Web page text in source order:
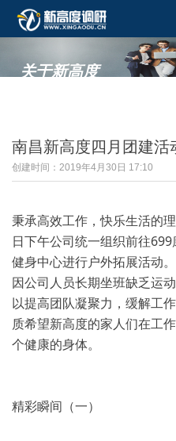
关于新高度
南昌新高度四月团建活
创建时间： 2019年4月30日 17:10
秉承高效工作，快乐生活的
日下午公司统一组织前往
健身中心进行户外拓展活动。
因公司人员长期坐班缺乏运
以提高团队凝聚力，缓解工
质希望新高度的家人们在工
个健康的身体。
精彩瞬间（一）